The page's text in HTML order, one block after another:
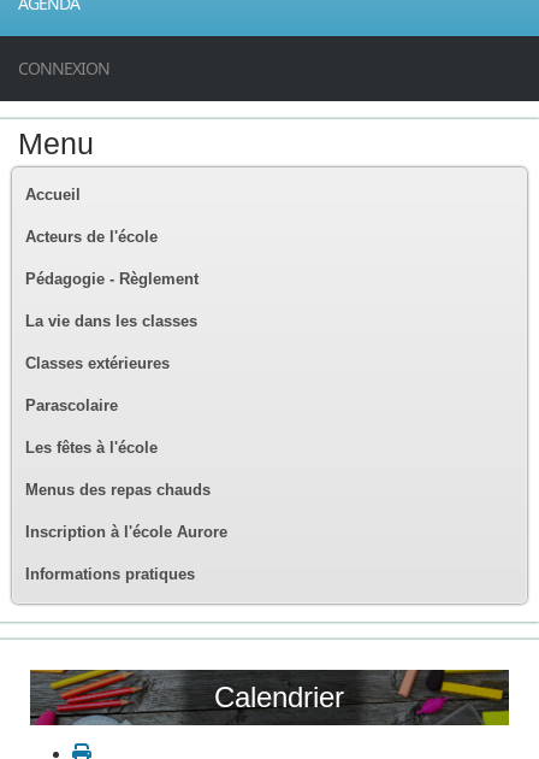
CONNEXION
Menu
Accueil
Acteurs de l'école
Pédagogie - Règlement
La vie dans les classes
Classes extérieures
Parascolaire
Les fêtes à l'école
Menus des repas chauds
Inscription à l'école Aurore
Informations pratiques
Calendrier